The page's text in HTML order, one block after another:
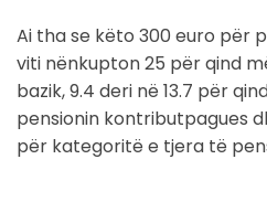
Ai tha se këto 300 euro për
viti nënkupton 25 për qind
bazik, 9.4 deri në 13.7 për
pensionin kontributpagues
për kategoritë e tjera të